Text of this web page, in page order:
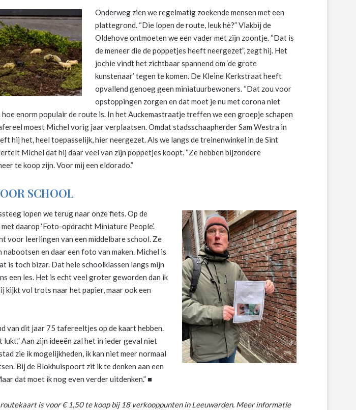
Onderweg zien we regelmatig zoekende mensen met een
plattegrond. “Die lopen de route, leuk hè?” Vlakbij de
Oldehove ontmoeten we een vader met zijn zoontje. “Dat is
de meneer die de poppetjes heeft neergezet”, zegt hij. Het
jochie vindt het zichtbaar spannend om ‘de grote
kunstenaar’ tegen te komen. De Kleine Kerkstraat heeft
opvallend genoeg geen miniatuurbewoners. “Dat zou voor
opstoppingen zorgen en dat moet je nu met corona niet
hoe enorm populair de route is. In het Auckemastraatje treffen we een groepje schapen
moest Michel vorig jaar verplaatsen. Omdat stadsschaapherder Sam Westra in
hij het, heel toepasselijk, hier neergezet. Als we langs de treinenwinkel in de Sint
Michel dat hij daar veel van zijn poppetjes koopt. “Ze hebben bijzondere
te koop zijn. Voor mij een eldorado.”
SCHOOL
lopen we terug naar onze fiets. Op de
daarop ‘Foto-opdracht Miniature People’.
voor leerlingen van een middelbare school. Ze
nabootsen en daar een foto van maken. Michel is
is toch bizar. Dat hele schoolklassen langs mijn
een les. Het is echt veel groter geworden dan ik
kijkt vol trots naar het papier, maar ook een
van dit jaar 75 tafereeltjes op de kaart hebben.
lukt.” Aan zijn ideeën zal het in ieder geval niet
zie ik mogelijkheden, ik kan niet meer normaal
Bij de Blokhuispoort zit ik te denken aan een
dat moet ik nog even verder uitdenken.” ■
routekaartis voor € 1,50 te koop bij 18 verkooppunten in Leeuwarden. Meer informatie